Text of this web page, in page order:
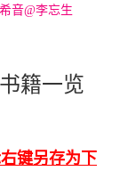
音@李忘生
籍一览
键另存为下